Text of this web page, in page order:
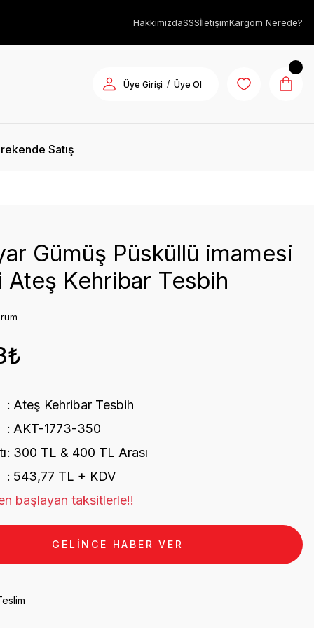
HakkımızdaSSSİletişimKargom Nerede?
Üye Girişi / Üye Ol
Satış
Gümüş Püsküllü imamesi
Ateş Kehribar Tesbih
Ateş Kehribar Tesbih
AKT-1773-350
300 TL & 400 TL Arası
543,77 TL + KDV
başlayan taksitlerle!!
GELİNCE HABER VER